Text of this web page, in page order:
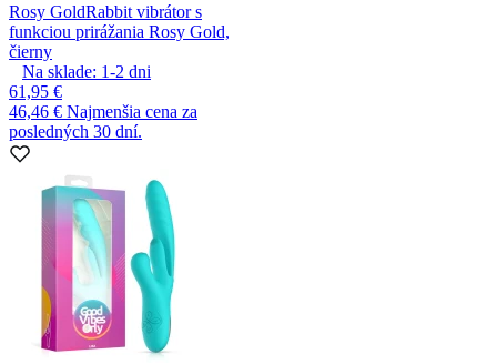
Rosy GoldRabbit vibrátor s
funkciou prirážania Rosy Gold,
čierny
Na sklade: 1-2 dni
61,95 €
46,46 € Najmenšia cena za
posledných 30 dní.